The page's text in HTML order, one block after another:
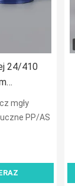
24/410
mgły
PP/AS